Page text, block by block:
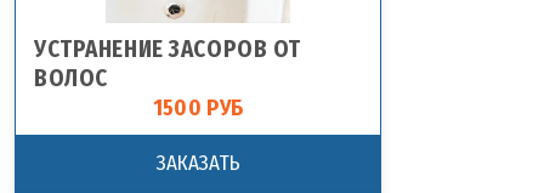
УСТРАНЕНИЕ ЗАСОРОВ ОТ
ВОЛОС
1500 РУБ
ЗАКАЗАТЬ